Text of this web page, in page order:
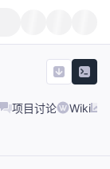
项目讨论 Wiki